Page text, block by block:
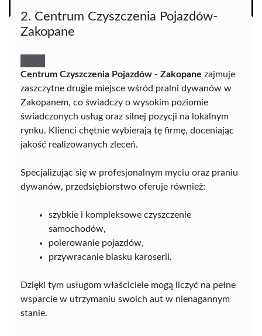
2. Centrum Czyszczenia Pojazdów-
Zakopane
Centrum Czyszczenia Pojazdów - Zakopane zajmuje
zaszczytne drugie miejsce wśród pralni dywanów w
Zakopanem, co świadczy o wysokim poziomie
świadczonych usług oraz silnej pozycji na lokalnym
rynku. Klienci chętnie wybierają tę firmę, doceniając
jakość realizowanych zleceń.
Specjalizując się w profesjonalnym myciu oraz praniu
dywanów, przedsiębiorstwo oferuje również:
szybkie i kompleksowe czyszczenie
samochodów,
polerowanie pojazdów,
przywracanie blasku karoserii.
Dzięki tym usługom właściciele mogą liczyć na pełne
wsparcie w utrzymaniu swoich aut w nienagannym
stanie.